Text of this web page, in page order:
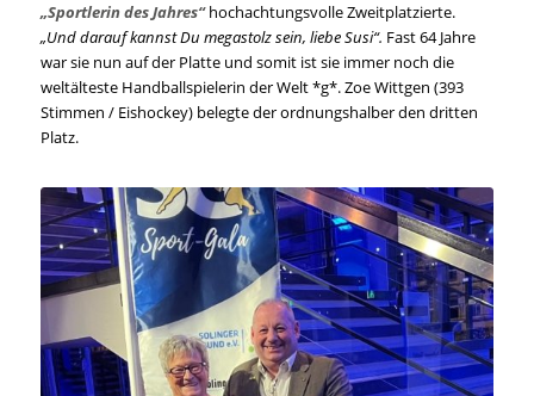
„Sportlerin des Jahres“hochachtungsvolle Zweitplatzierte.
„Und darauf kannst Du megastolz sein, liebe Susi“. Fast 64 Jahre
war sie nun auf der Platte und somit ist sie immer noch die
weltälteste Handballspielerin der Welt *g*. Zoe Wittgen (393
Stimmen / Eishockey) belegte der ordnungshalber den dritten
Platz.